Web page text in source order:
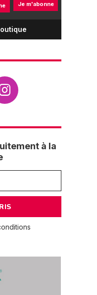
Je m'abonne
à la